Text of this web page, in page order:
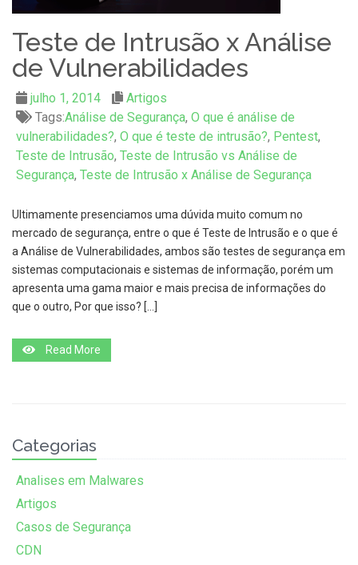
Teste de Intrusão x Análise
de Vulnerabilidades
julho 1, 2014
Artigos
Tags:Análise de Segurança, O que é análise de
vulnerabilidades?, O que é teste de intrusão?, Pentest,
Teste de Intrusão, Teste de Intrusão vs Análise de
Segurança, Teste de Intrusão x Análise de Segurança
Ultimamente presenciamos uma dúvida muito comum no
mercado de segurança, entre o que é Teste de Intrusão e o que é
a Análise de Vulnerabilidades, ambos são testes de segurança em
sistemas computacionais e sistemas de informação, porém um
apresenta uma gama maior e mais precisa de informações do
que o outro, Por que isso? […]
Read More
Categorias
Analises em Malwares
Artigos
Casos de Segurança
CDN